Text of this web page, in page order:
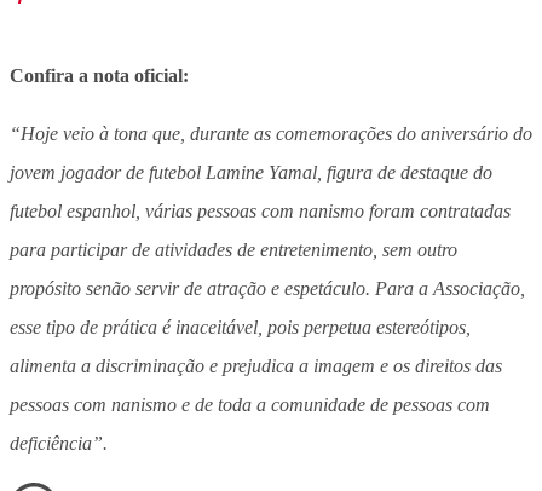
Confira a nota oficial:
“Hoje veio à tona que, durante as comemorações do aniversário do
jovem jogador de futebol Lamine Yamal, figura de destaque do
futebol espanhol, várias pessoas com nanismo foram contratadas
para participar de atividades de entretenimento, sem outro
propósito senão servir de atração e espetáculo. Para a Associação,
esse tipo de prática é inaceitável, pois perpetua estereótipos,
alimenta a discriminação e prejudica a imagem e os direitos das
pessoas com nanismo e de toda a comunidade de pessoas com
deficiência”.